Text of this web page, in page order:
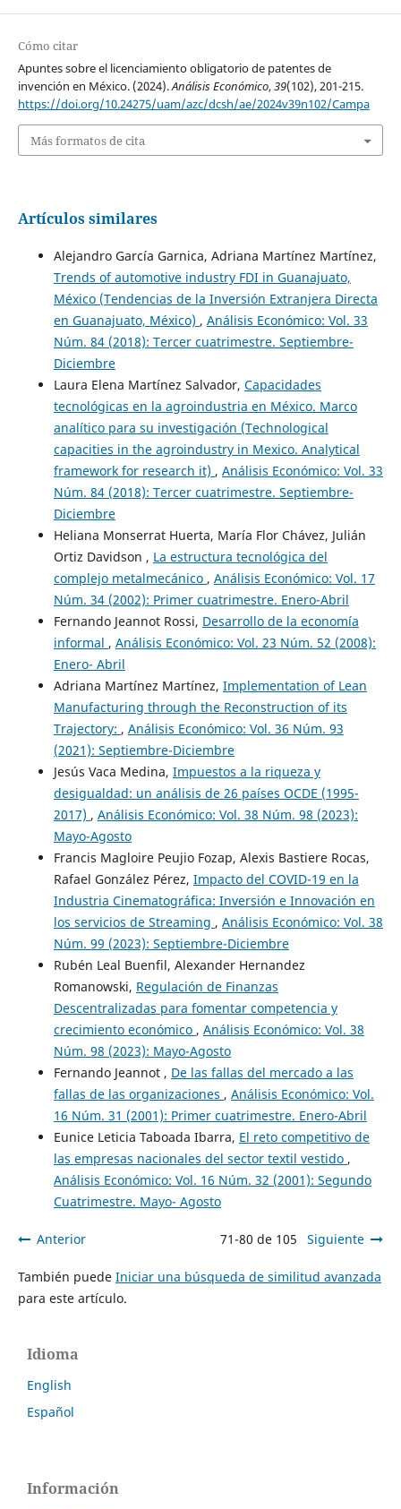
Cómo citar
Apuntes sobre el licenciamiento obligatorio de patentes de
invención en México. (2024).Análisis Económico,39(102), 201-215.
https://doi.org/10.24275/uam/azc/dcsh/ae/2024v39n102/Campa
Más formatos de cita
Artículos similares
Alejandro García Garnica, Adriana Martínez Martínez,
Trends of automotive industry FDI in Guanajuato,
México (Tendencias de la Inversión Extranjera Directa
en Guanajuato, México) , Análisis Económico: Vol. 33
Núm. 84 (2018): Tercer cuatrimestre. Septiembre-
Diciembre
Laura Elena Martínez Salvador, Capacidades
tecnológicas en la agroindustria en México. Marco
analítico para su investigación (Technological
capacities in the agroindustry in Mexico. Analytical
framework for research it) , Análisis Económico: Vol. 33
Núm. 84 (2018): Tercer cuatrimestre. Septiembre-
Diciembre
Heliana Monserrat Huerta, María Flor Chávez, Julián
Ortiz Davidson , La estructura tecnológica del
complejo metalmecánico , Análisis Económico: Vol. 17
Núm. 34 (2002): Primer cuatrimestre. Enero-Abril
Fernando Jeannot Rossi, Desarrollo de la economía
informal , Análisis Económico: Vol. 23 Núm. 52 (2008):
Enero- Abril
Adriana Martínez Martínez, Implementation of Lean
Manufacturing through the Reconstruction of its
Trajectory: , Análisis Económico: Vol. 36 Núm. 93
(2021): Septiembre-Diciembre
Jesús Vaca Medina, Impuestos a la riqueza y
desigualdad: un análisis de 26 países OCDE (1995-
2017) , Análisis Económico: Vol. 38 Núm. 98 (2023):
Mayo-Agosto
Francis Magloire Peujio Fozap, Alexis Bastiere Rocas,
Rafael González Pérez, Impacto del COVID-19 en la
Industria Cinematográfica: Inversión e Innovación en
los servicios de Streaming , Análisis Económico: Vol. 38
Núm. 99 (2023): Septiembre-Diciembre
Rubén Leal Buenfil, Alexander Hernandez
Romanowski, Regulación de Finanzas
Descentralizadas para fomentar competencia y
crecimiento económico , Análisis Económico: Vol. 38
Núm. 98 (2023): Mayo-Agosto
Fernando Jeannot , De las fallas del mercado a las
fallas de las organizaciones , Análisis Económico: Vol.
16 Núm. 31 (2001): Primer cuatrimestre. Enero-Abril
Eunice Leticia Taboada Ibarra, El reto competitivo de
las empresas nacionales del sector textil vestido ,
Análisis Económico: Vol. 16 Núm. 32 (2001): Segundo
Cuatrimestre. Mayo- Agosto
Anterior 71-80 de 105 Siguiente
También puede Iniciar una búsqueda de similitud avanzada
para este artículo.
Idioma
English
Español
Información